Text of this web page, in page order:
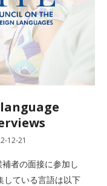
language
12-21
者の面接に参加し
している言語は以下